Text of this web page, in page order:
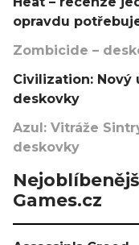
opravdu
Zombicide –
Civilization: Nový
deskovky
Azul: Vitráže
deskovky
Games.cz